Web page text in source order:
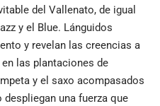
del Vallenato, de igual
y el Blue. Lánguidos
y revelan las creencias a
las plantaciones de
y el saxo acompasados
una fuerza que